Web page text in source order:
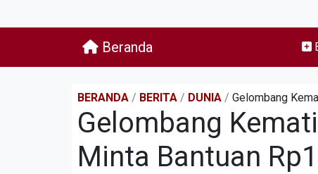
Beranda
BERANDA / BERITA / DUNIA / Gelombang
Gelombang
Minta Bantuan